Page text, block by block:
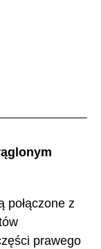
połączone z
prawego